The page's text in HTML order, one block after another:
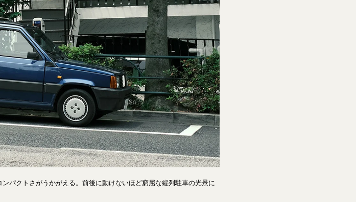
パクトさがうかがえる。前後に動けないほど窮屈な縦列駐車の光景に